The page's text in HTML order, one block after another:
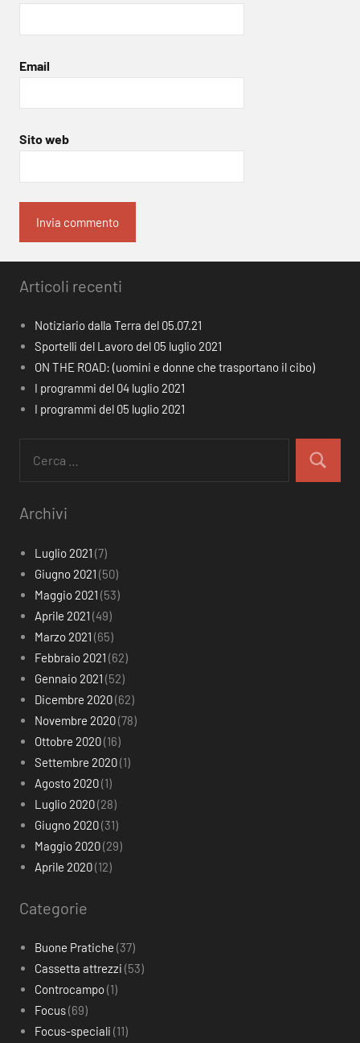
Email
Sito web
Articoli recenti
Notiziario dalla Terra del 05.07.21
Sportelli del Lavoro del 05 luglio 2021
ON THE ROAD: (uomini e donne che trasportano il cibo)
I programmi del 04 luglio 2021
I programmi del 05 luglio 2021
per:
Cerca
Archivi
Luglio 2021 (7)
Giugno 2021 (50)
Maggio 2021 (53)
Aprile 2021 (49)
Marzo 2021 (65)
Febbraio 2021 (62)
Gennaio 2021 (52)
Dicembre 2020(62)
Novembre 2020(78)
Ottobre 2020(16)
Settembre 2020(1)
Agosto 2020(1)
Luglio 2020(28)
Giugno 2020(31)
Maggio 2020(29)
Aprile 2020(12)
Categorie
Buone Pratiche (37)
Cassetta attrezzi (53)
Controcampo(1)
Focus(69)
Focus-speciali (11)